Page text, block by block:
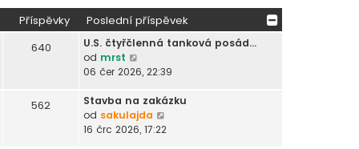
Příspěvky Poslední příspěvek
640
U.S. čtyřčlenná tanková posád…
od mrst
o
r
a
z
06 čer 2026, 22:39
562
Stavba na zakázku
od sakulajda
o
16 črc 2026, 17:22